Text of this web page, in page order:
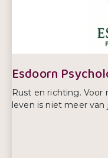
Esdoorn
Rust en richting. Voor
leven is niet meer van